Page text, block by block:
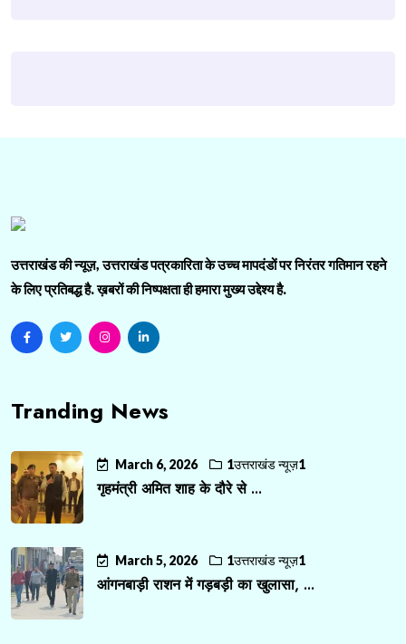
उत्तराखंड की न्यूज़, उत्तराखंड पत्रकारिता के उच्च मापदंडों पर निरंतर गतिमान रहने
के लिए प्रतिबद्ध है. ख़बरों की निष्पक्षता ही हमारा मुख्य उद्देश्य है.
Tranding News
March 6, 2026 1उत्तराखंड न्यूज़1
गृहमंत्री अमित शाह के दौरे से ...
March 5, 2026 1उत्तराखंड न्यूज़1
आंगनबाड़ी राशन में गड़बड़ी का खुलासा, ...